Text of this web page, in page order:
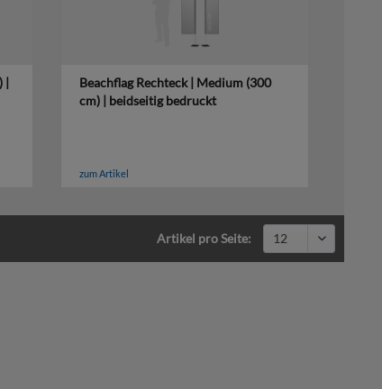
|
Beachflag Rechteck | Medium (300
cm) | beidseitig bedruckt
zum Artikel
Artikel pro Seite: